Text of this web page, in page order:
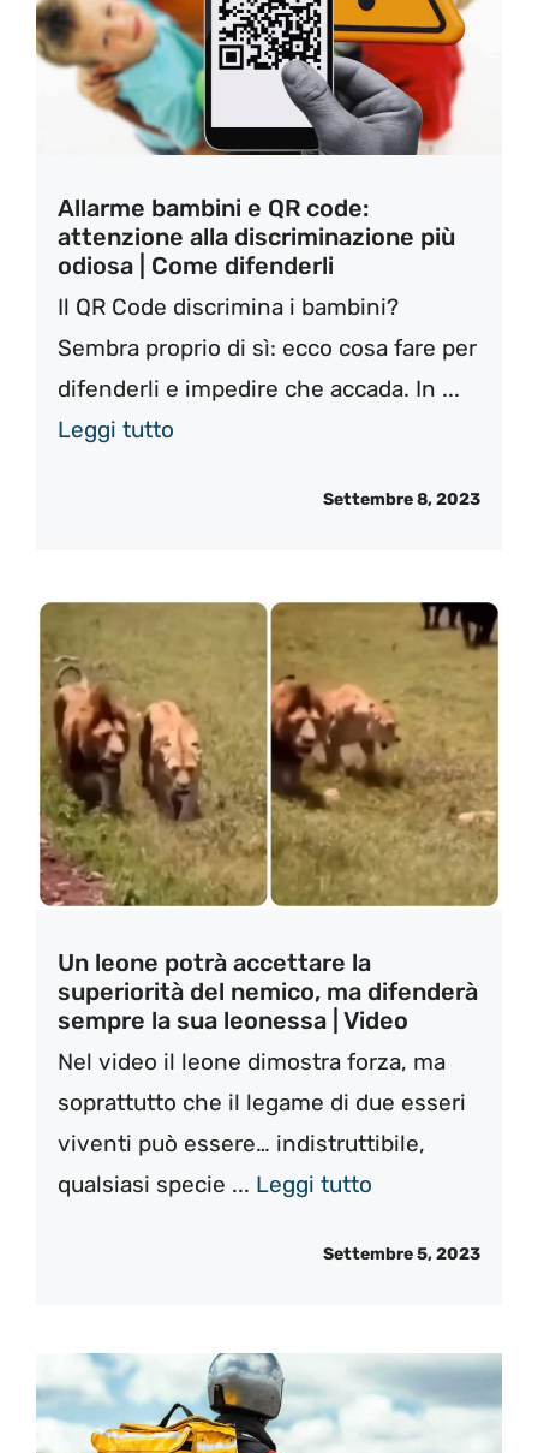
Allarme bambini e QR code:
attenzione alla discriminazione più
odiosa | Come difenderli
Il QR Code discrimina i bambini?
Sembra proprio di sì: ecco cosa fare per
difenderli e impedire che accada. In ...
Leggi tutto
Settembre 8, 2023
Un leone potrà accettare la
superiorità del nemico, ma difenderà
sempre la sua leonessa | Video
Nel video il leone dimostra forza, ma
soprattutto che il legame di due esseri
viventi può essere… indistruttibile,
qualsiasi specie ... Leggi tutto
Settembre 5, 2023